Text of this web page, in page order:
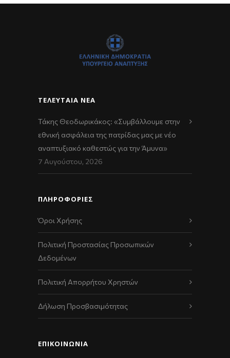
ΤΕΛΕΥΤΑΊΑ ΝΈΑ
Τάκης Θεοδωρικάκος: «Συμβάλλουμε στην
εθνική ασφάλεια της πατρίδας μας με νέο
αναπτυξιακό καθεστώς για την Άμυνα»
7 Αυγούστου, 2026
ΠΛΗΡΟΦΟΡΙΕΣ
Όροι Χρήσης
Πολιτική Προστασίας Προσωπικών
Δεδομένων
Πολιτική Απορρήτου Χρηστών
Δήλωση Προσβασιμότητας
ΕΠΙΚΟΙΝΩΝΊΑ